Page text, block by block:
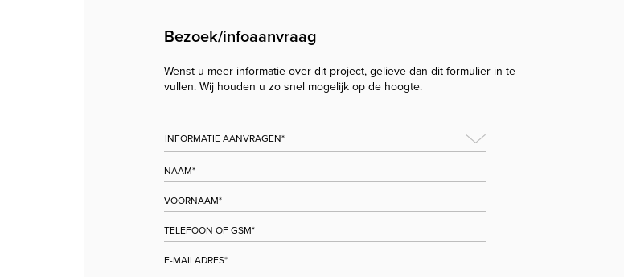
Bezoek/infoaanvraag
Wenst u meer informatie over dit project, gelieve dan dit formulier in te
vullen. Wij houden u zo snel mogelijk op de hoogte.